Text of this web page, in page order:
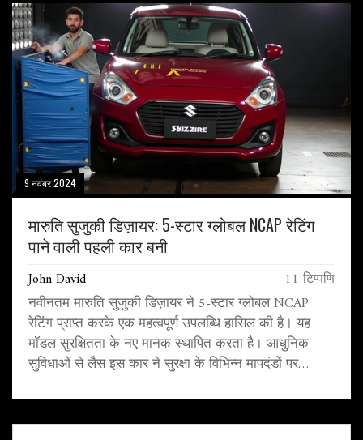
9 नवंबर 2024
मारुति सुजुकी डिज़ायर: 5-स्टार ग्लोबल NCAP रेटिंग
पाने वाली पहली कार बनी
John David 11 टिप्पणि
नवीनतम मारुति सुजुकी डिज़ायर ने 5-स्टार ग्लोबल NCAP
रेटिंग प्राप्त करके एक महत्वपूर्ण उपलब्धि हासिल की है। यह
मॉडल सुरक्षितता के नए मानक स्थापित करता है। आधुनिक
सुविधाओं से लैस इस कार ने सुरक्षा के विभिन्न मापदंडों पर
जा रही है और यह भारतीय कार बाजार के लिए एक नया मील का
पत्थर साबित हो सकता है।